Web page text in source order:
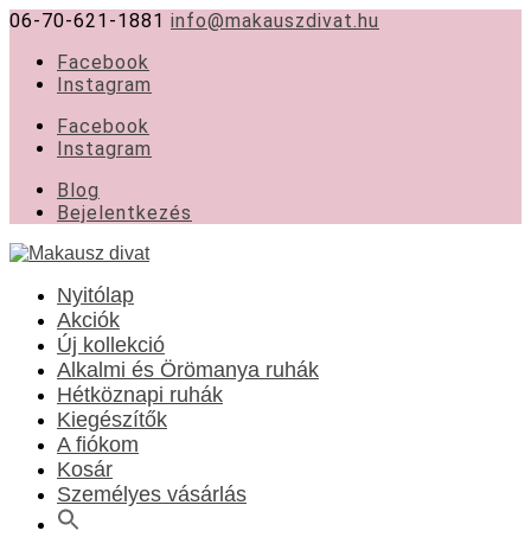
06-70-621-1881 info@makauszdivat.hu
Facebook
Instagram
Facebook
Instagram
Blog
Bejelentkezés
Nyitólap
Akciók
Új kollekció
Alkalmi és Örömanya ruhák
Hétköznapi ruhák
Kiegészítők
A fiókom
Kosár
Személyes vásárlás